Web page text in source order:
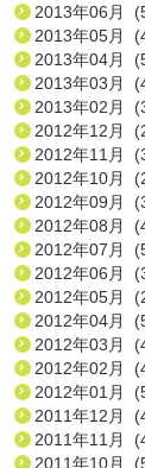
2013年06月
2013年05月
2013年04月
2013年03月
2013年02月
2012年12月
2012年11月
2012年10月
2012年09月
2012年08月
2012年07月
2012年06月
2012年05月
2012年04月
2012年03月
2012年02月
2012年01月
2011年12月
2011年11月
2011年10月